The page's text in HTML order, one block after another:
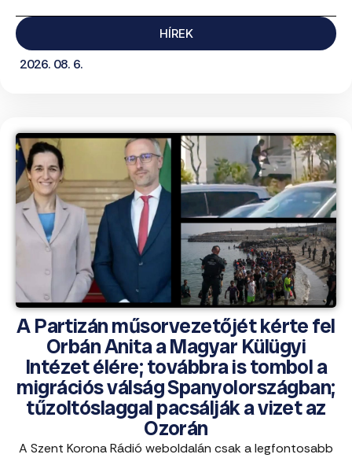
HÍREK
2026. 08. 6.
A Partizán műsorvezetőjét kérte fel
Orbán Anita a Magyar Külügyi
Intézet élére; továbbra is tombol a
migrációs válság Spanyolországban;
tűzoltóslaggal pacsálják a vizet az
Ozorán
A Szent Korona Rádió weboldalán csak a legfontosabb